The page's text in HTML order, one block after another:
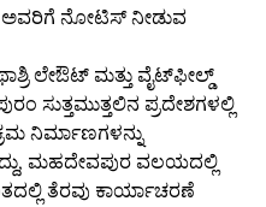
ನೋಟಿಸ್ ನೀಡುವ
ಲೇಔಟ್ ಮತ್ತು ವೈಟ್‌ಫೀಲ್ಡ್
ಸುತ್ತಮುತ್ತಲಿನ ಪ್ರದೇಶಗಳಲ್ಲಿ
ನಿರ್ಮಾಣಗಳನ್ನು
ಮಹದೇವಪುರ ವಲಯದಲ್ಲಿ
ತೆರವು ಕಾರ್ಯಾಚರಣೆ